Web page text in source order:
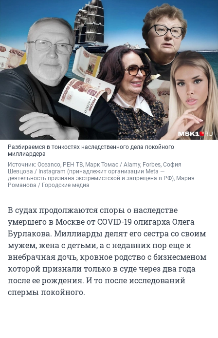
Разбираемся в тонкостях наследственного дела покойного
миллиардера
Источник: Oceanco, РЕН ТВ, Марк Томас / Alamy, Forbes, София
Шевцова / Instagram (принадлежит организации Meta —
деятельность признана экстремистской и запрещена в РФ), Мария
Романова / Городские медиа
В судах продолжаются споры о наследстве
умершего в Москве от COVID-19 олигарха Олега
Бурлакова. Миллиарды делят его сестра со своим
мужем, жена с детьми, а с недавних пор еще и
внебрачная дочь, кровное родство с бизнесменом
которой признали только в суде через два года
после ее рождения. И то после исследований
спермы покойного.